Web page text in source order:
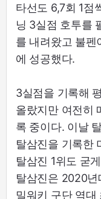
타선도 6,7회 1점
닝 3실점 호투를
를 내려왔고 불펜
에 성공했다.
3실점을 기록해
올랐지만 여전히
록 중이다. 이날
탈삼진을 기록한
탈삼진 1위도 굳
탈삼진은 2020
밀워키 구단 역대